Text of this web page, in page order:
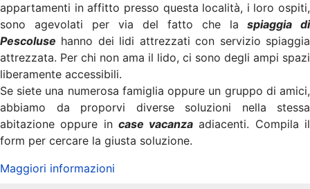
appartamenti in affitto presso questa località, i loro ospiti,
sono agevolati per via del fatto che la spiaggia di
Pescoluse hanno dei lidi attrezzati con servizio spiaggia
attrezzata. Per chi non ama il lido, ci sono degli ampi spazi
liberamente accessibili.
Se siete una numerosa famiglia oppure un gruppo di amici,
abbiamo da proporvi diverse soluzioni nella stessa
abitazione oppure in case vacanza adiacenti. Compila il
form per cercare la giusta soluzione.
Maggiori informazioni